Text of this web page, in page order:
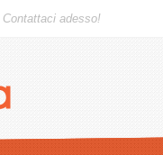
Contattaci adesso!